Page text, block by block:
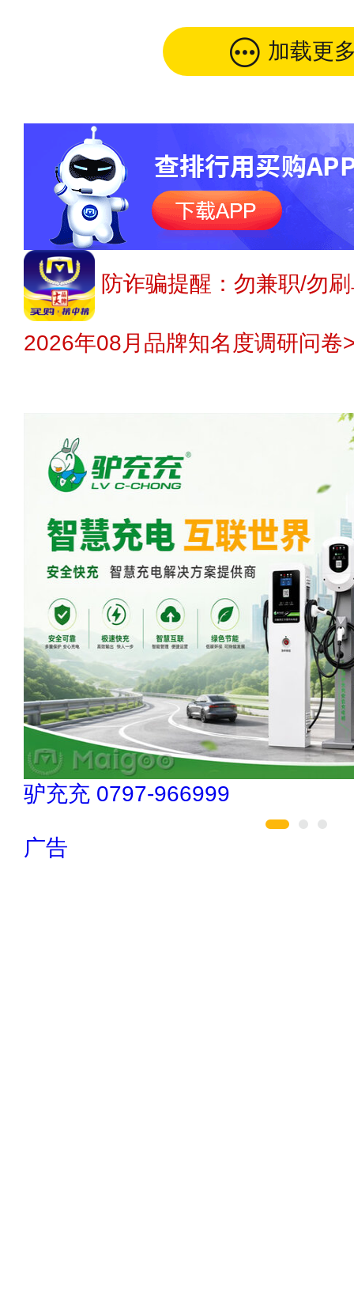
加载更
防诈骗提醒：勿兼职/勿
2026年08月品牌知名度调研问卷
伟业ENF板材 020-84900747
广告